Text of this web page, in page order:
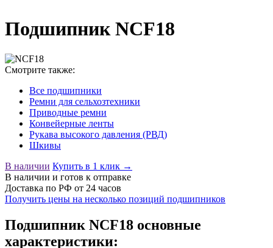
Подшипник NCF18
Смотрите также:
Все подшипники
Ремни для сельхозтехники
Приводные ремни
Конвейерные ленты
Рукава высокого давления (РВД)
Шкивы
В наличии Купить в 1 клик →
В наличии и готов к отправке
Доставка по РФ от 24 часов
Получить цены на несколько позиций подшипников
Подшипник NCF18 основные
характеристики: